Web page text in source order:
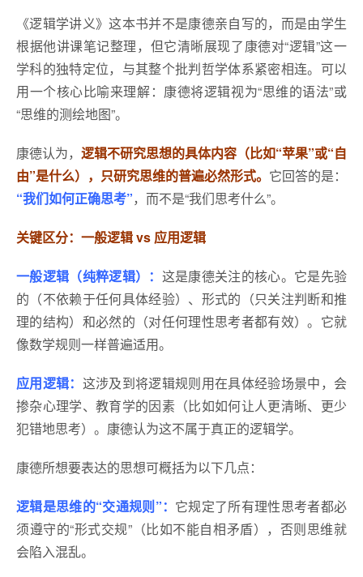
《逻辑学讲义》这本书并不是康德亲自写的，而是由学生
根据他讲课笔记整理，但它清晰展现了康德对“逻辑”这一
学科的独特定位，与其整个批判哲学体系紧密相连。可以
用一个核心比喻来理解：康德将逻辑视为“思维的语法”或
“思维的测绘地图”。
康德认为， 逻辑不研究思想的具体内容（比如“苹果”或“自
由”是什么），只研究思维的普遍必然形式。 它回答的是：
“我们如何正确思考”，而不是“我们思考什么”。
关键区分：一般逻辑 vs 应用逻辑
一般逻辑（纯粹逻辑）： 这是康德关注的核心。它是先验
的（不依赖于任何具体经验）、形式的（只关注判断和推
理的结构）和必然的（对任何理性思考者都有效）。它就
像数学规则一样普遍适用。
应用逻辑： 这涉及到将逻辑规则用在具体经验场景中，会
掺杂心理学、教育学的因素（比如如何让人更清晰、更少
犯错地思考）。康德认为这不属于真正的逻辑学。
康德所想要表达的思想可概括为以下几点：
逻辑是思维的“交通规则”： 它规定了所有理性思考者都必
须遵守的“形式交规”（比如不能自相矛盾），否则思维就
会陷入混乱。